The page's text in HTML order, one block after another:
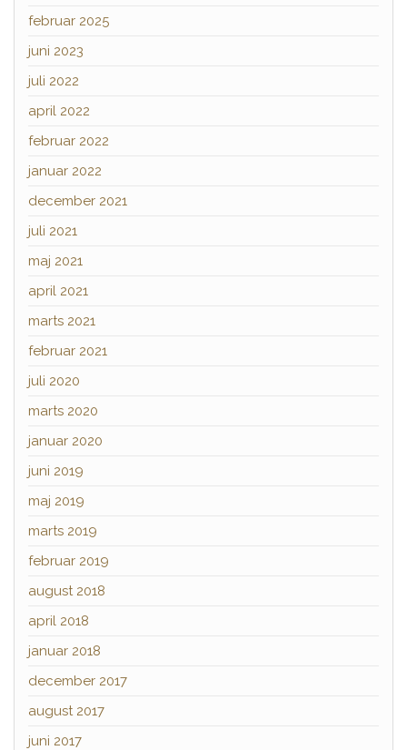
februar 2025
juni 2023
juli 2022
april 2022
februar 2022
januar 2022
december 2021
juli 2021
maj 2021
april 2021
marts 2021
februar 2021
juli 2020
marts 2020
januar 2020
juni 2019
maj 2019
marts 2019
februar 2019
august 2018
april 2018
januar 2018
december 2017
august 2017
juni 2017